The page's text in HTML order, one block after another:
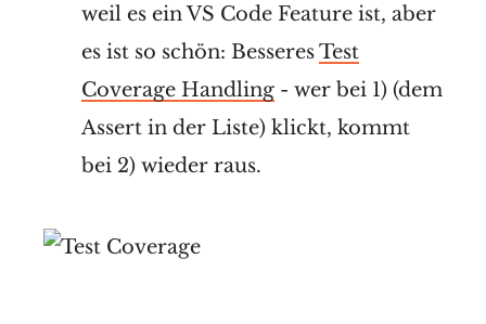
weil es ein VS Code Feature ist, aber
es ist so schön: BesseresTest
Coverage Handling - wer bei 1) (dem
Assert in der Liste) klickt, kommt
bei 2) wieder raus.